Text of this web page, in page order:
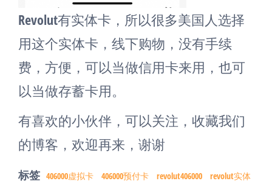
Revolut有实体卡，所以很多美国人选择
用这个实体卡，线下购物，没有手续
费，方便，可以当做信用卡来用，也可
以当做存蓄卡用。
有喜欢的小伙伴，可以关注，收藏我们
的博客，欢迎再来，谢谢
标签 406000虚拟卡 406000预付卡 revolut406000 revolut实体